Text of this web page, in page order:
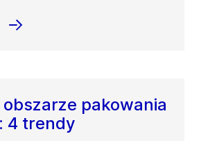
pakowania
4 trendy